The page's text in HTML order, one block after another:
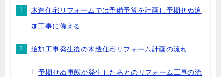
木造住宅リフォームでは予備予算を計画し予期せぬ追
加工事に備える
追加工事発生後の木造住宅リフォーム計画の流れ
予期せぬ事態が発生したあとのリフォーム工事の流